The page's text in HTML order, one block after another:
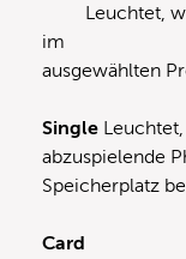
Leuchtet,
im
ausgewählten
Single
abzuspielende
Speicherplatz
Card